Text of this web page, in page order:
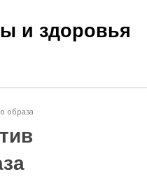
и здоровья
образа